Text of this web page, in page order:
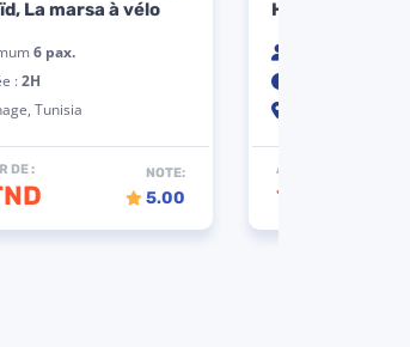
Durée :
haouaria
A PARTIR DE :
250 TND